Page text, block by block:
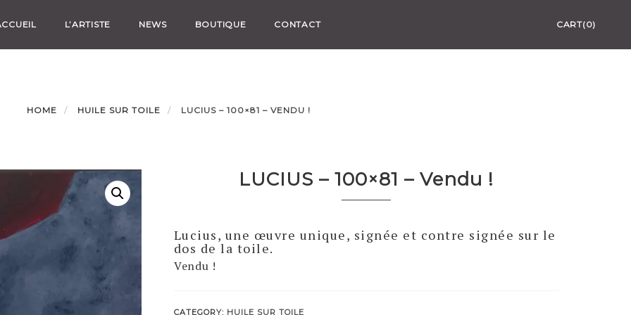
L’ARTISTE NEWS BOUTIQUE CONTACT CART(0)
HOME HUILE SUR TOILE LUCIUS – 100×81 – VENDU !
LUCIUS – 100×81 – Vendu !
Lucius, une œuvre unique, signée et contre signée sur le
dos de la toile.
Vendu !
CATEGORY: HUILE SUR TOILE